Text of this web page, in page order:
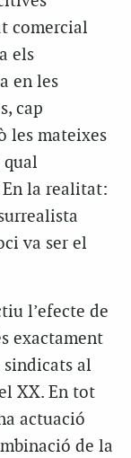
comercial
els
en les
cap
les mateixes
qual
En la realitat:
va ser el
l’efecte de
exactament
sindicats al
XX. En tot
actuació
de la